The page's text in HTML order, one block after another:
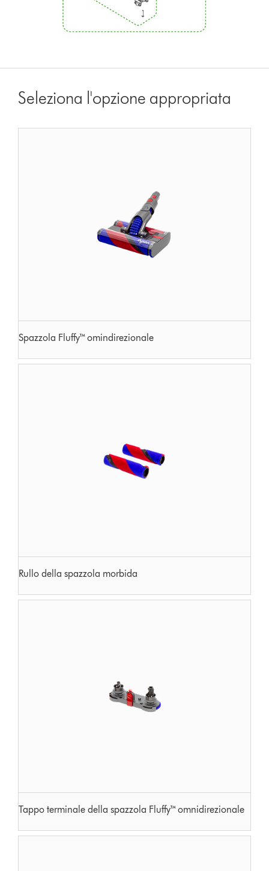
Seleziona l'opzione appropriata
Spazzola Fluffy™ omindirezionale
Rullo della spazzola morbida
Tappo terminale della spazzola Fluffy™ omnidirezionale